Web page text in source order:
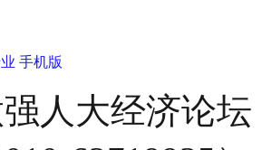
手机版
人大经济论